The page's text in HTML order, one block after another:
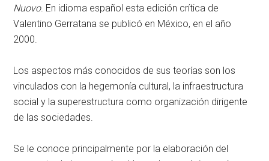
Nuovo. En idioma español esta edición crítica de
Valentino Gerratana se publicó en México, en el año
2000.
Los aspectos más conocidos de sus teorías son los
vinculados con la hegemonía cultural, la infraestructura
social y la superestructura como organización dirigente
de las sociedades.
Se le conoce principalmente por la elaboración del